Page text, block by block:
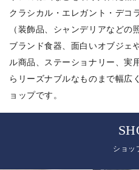
クラシカル・エレガント・デコ
（装飾品、シャンデリアなどの
ブランド食器、面白いオブジェ
ル商品、ステーショナリー、実
らリーズナブルなものまで幅広
ョップです。
ショッ